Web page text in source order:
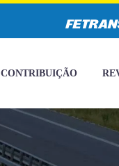
CONTRIBUIÇÃO